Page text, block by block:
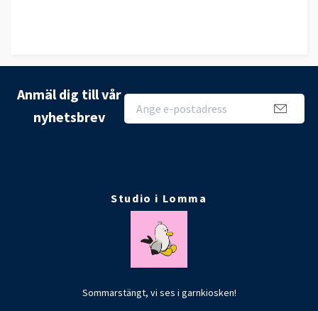
Anmäl dig till vår
nyhetsbrev
Studio i Lomma
Sommarstängt, vi ses i garnkiosken!